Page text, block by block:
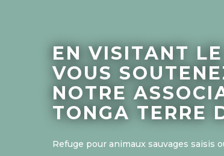
EN VISITANT
VOUS
NOTRE
TONGA TERRE
Refuge pour animaux sauvages saisis